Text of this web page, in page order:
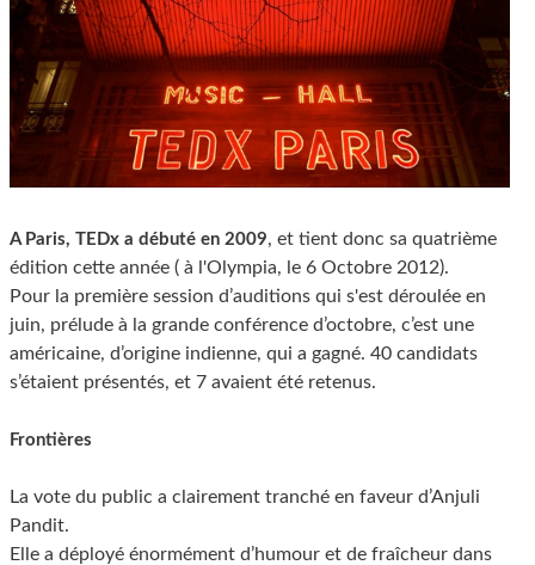
A Paris, TEDx a débuté en 2009, et tient donc sa quatrième
édition cette année ( à l'Olympia, le 6 Octobre 2012).
Pour la première session d’auditions qui s'est déroulée en
juin, prélude à la grande conférence d’octobre, c’est une
américaine, d’origine indienne, qui a gagné. 40 candidats
s’étaient présentés, et 7 avaient été retenus.
Frontières
La vote du public a clairement tranché en faveur d’Anjuli
Pandit.
Elle a déployé énormément d’humour et de fraîcheur dans